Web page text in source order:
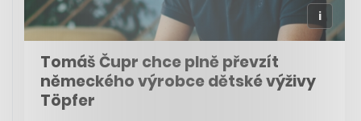
Tomáš Čupr chce plně převzít
německého výrobce dětské výživy
Töpfer